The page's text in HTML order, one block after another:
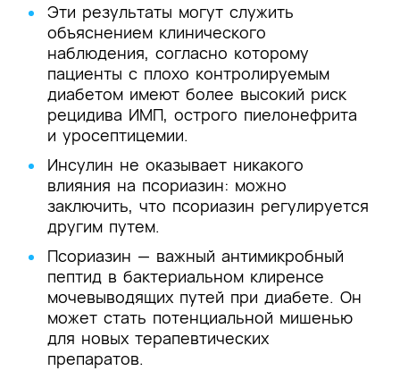
Эти результаты могут служить
объяснением клинического
наблюдения, согласно которому
пациенты с плохо контролируемым
диабетом имеют более высокий риск
рецидива ИМП, острого пиелонефрита
и уросептицемии.
Инсулин не оказывает никакого
влияния на псориазин: можно
заключить, что псориазин регулируется
другим путем.
Псориазин — важный антимикробный
пептид в бактериальном клиренсе
мочевыводящих путей при диабете. Он
может стать потенциальной мишенью
для новых терапевтических
препаратов.